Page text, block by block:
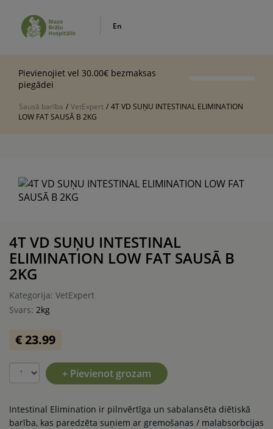
En
Pievienojiet vel 30.00€ bezmaksas
piegādei
Sausā barība / VetExpert / 4T VD SUŅU INTESTINAL ELIMINATION
LOW FAT SAUSĀ B 2KG
4T VD SUŅU INTESTINAL
ELIMINATION LOW FAT SAUSĀ B
2KG
Kategorija: VetExpert
Svars: 2kg
€ 23.99
+ Pievienot grozam
Intestinal Elimination ir pilnvērtīga un sabalansēta diētiskā
barība, kas paredzēta suņiem ar gremošanas / malabsorbcijas